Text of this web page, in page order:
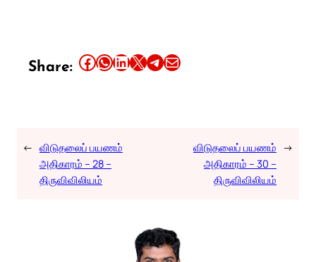
Share: Share this article on Facebook Share this article on WhatsApp Share this article on LinkedIn Share this article on X Share this article on TelegramEmail this Article
← விடுதலைப் பயணம்
அதிகாரம் – 28 –
திருவிவிலியம்
விடுதலைப் பயணம்
அதிகாரம் – 30 –
திருவிவிலியம்
→